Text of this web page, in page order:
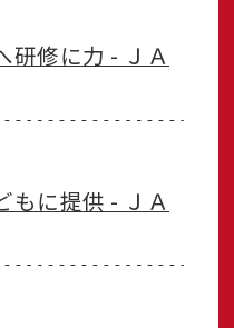
研修に力 - ＪＡ
に提供 - ＪＡ